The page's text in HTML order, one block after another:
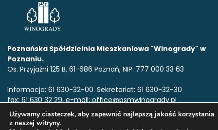
Poznańska Spółdzielnia Mieszkaniowa "Winogrady" w
Poznaniu.
Os. Przyjaźni 125 B, 61-686 Poznań, NIP: 777 000 33 63
Informacja: 61 630-32-00. Sekretariat: 61 630-32-30
fax: 61 630 32 29, e-mail: office@psmwinogrady.pl
Używamy ciasteczek, aby zapewnić najlepszą jakość korzystania
z naszej witryny.